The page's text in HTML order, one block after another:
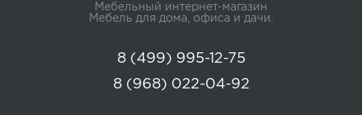
Мебельный интернет-магазин
Мебель для дома, офиса и дачи.
8 (499) 995-12-75
8 (968) 022-04-92